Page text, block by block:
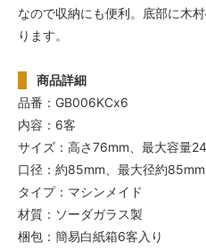
なので収納にも便利。底部に木
ります。
商品詳細
品番：GB006KCx6
内容：6客
サイズ：高さ76mm、最大容量
口径：約85mm、最大径約85mm
タイプ：マシンメイド
材質：ソーダガラス製
梱包：簡易白紙箱6客入り